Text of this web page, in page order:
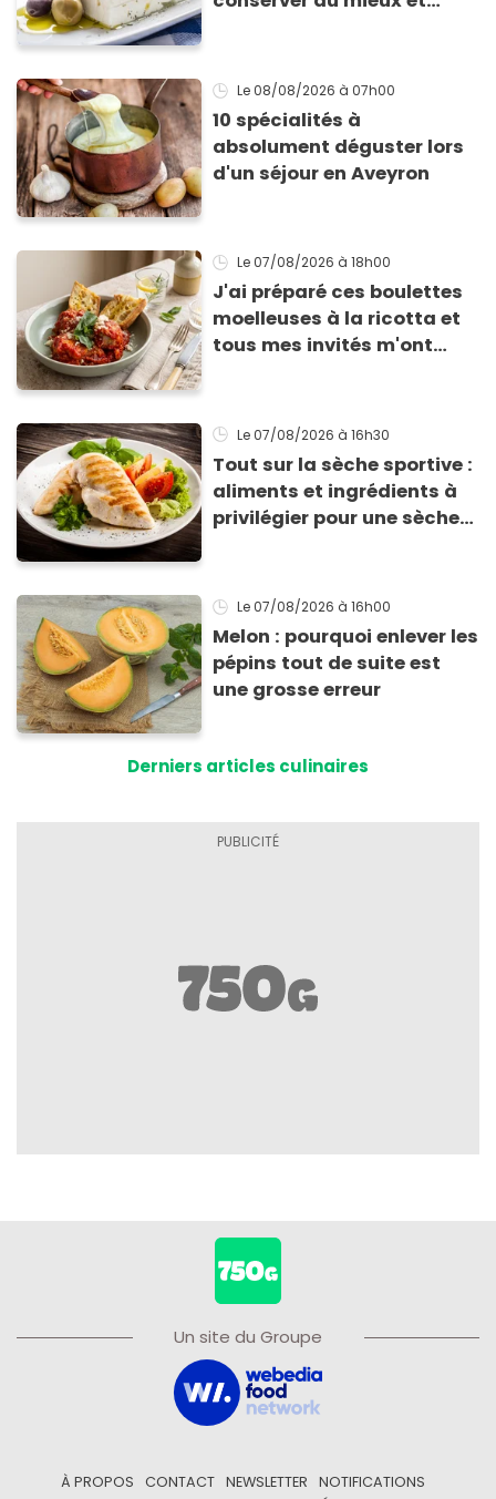
Le 08/08/2026 à 07h00
10 spécialités à
absolument déguster lors
d'un séjour en Aveyron
Le 07/08/2026 à 18h00
J'ai préparé ces boulettes
moelleuses à la ricotta et
tous mes invités m'ont
Le 07/08/2026 à 16h30
Tout sur la sèche sportive :
aliments et ingrédients à
privilégier pour une sèche
Le 07/08/2026 à 16h00
Melon : pourquoi enlever les
pépins tout de suite est
une grosse erreur
Derniers articles culinaires
Un site du Groupe
À PROPOS CONTACT NEWSLETTER
NOTIFICATIONS